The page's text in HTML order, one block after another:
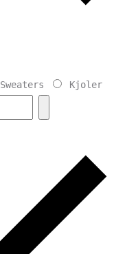
Sweaters Kjoler